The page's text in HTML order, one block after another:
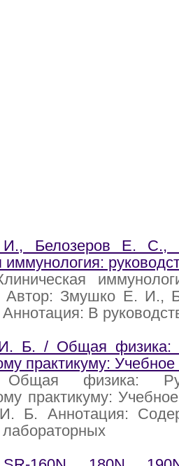
Белозеров Е.
иммунология:
Автор: Змушко Е. И.,
В
Б. / Общая физика:
практикуму:
Общая физика:
практикуму:
Б. Аннотация: